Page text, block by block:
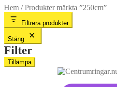
Hem /Produkter märkta ”250cm”
Filtrera produkter
Stäng
Filter
Tillämpa